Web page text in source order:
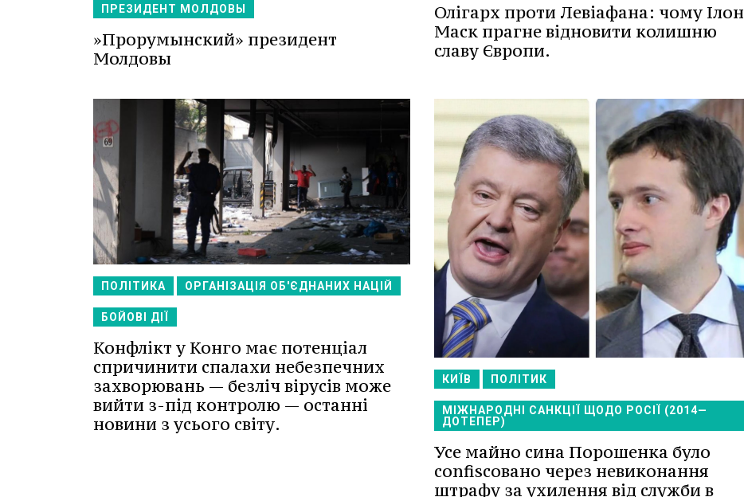
ПРЕЗИДЕНТ МОЛДОВЫ
»Прорумынский» президент
Молдовы
Олігарх проти Левіафана: чому Ілон
Маск прагне відновити колишню
славу Європи.
ПОЛІТИКА ОРГАНІЗАЦІЯ ОБ'ЄДНАНИХ НАЦІЙ
БОЙОВІ ДІЇ
Конфлікт у Конго має потенціал
спричинити спалахи небезпечних
захворювань — безліч вірусів може
вийти з-під контролю — останні
новини з усього світу.
КИЇВ ПОЛІТИК
МІЖНАРОДНІ САНКЦІЇ ЩОДО РОСІЇ (2014—
ДОТЕПЕР)
Усе майно сина Порошенка було
confiscовано через невиконання
штрафу за ухилення від служби в